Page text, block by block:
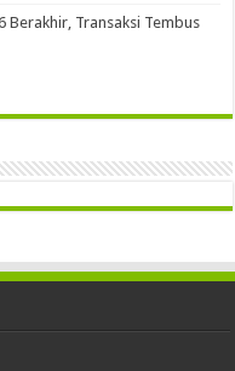
Berakhir, Transaksi Tembus